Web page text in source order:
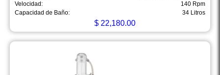
Velocidad:
140 Rpm
Capacidad de Baño:
34 Litros
$ 22,180.00